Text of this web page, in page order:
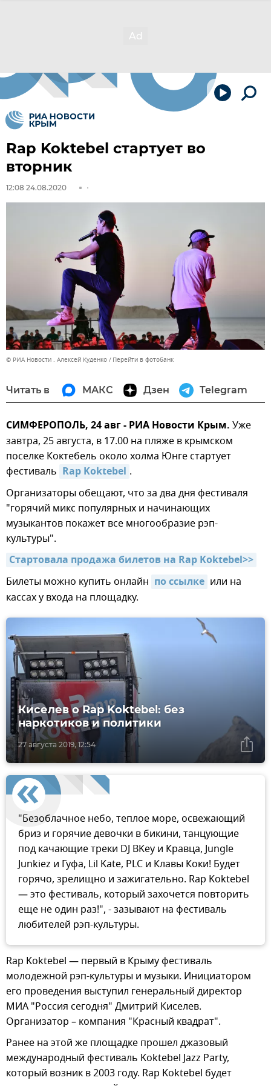
Rap Koktebel стартует во
вторник
12:08 24.08.2020
© РИА Новости . Алексей Куденко Перейти в фотобанк
Читать в МАКС Дзен Telegram
СИМФЕРОПОЛЬ, 24 авг - РИА Новости Крым. Уже
завтра, 25 августа, в 17.00 на пляже в крымском
поселке Коктебель около холма Юнге стартует
фестиваль Rap Koktebel .
Организаторы обещают, что за два дня фестиваля
"горячий микс популярных и начинающих
музыкантов покажет все многообразие рэп-
культуры".
Стартовала продажа билетов на Rap Koktebel>>
Билеты можно купить онлайн по ссылке или на
кассах у входа на площадку.
27 августа 2019, 12:54
Киселев о Rap Koktebel: без
наркотиков и политики
"Безоблачное небо, теплое море, освежающий
бриз и горячие девочки в бикини, танцующие
под качающие треки DJ BKey и Кравца, Jungle
Junkiez и Гуфа, Lil Kate, PLC и Клавы Коки! Будет
горячо, зрелищно и зажигательно. Rap Koktebel
— это фестиваль, который захочется повторить
еще не один раз!", - зазывают на фестиваль
любителей рэп-культуры.
Rap Koktebel — первый в Крыму фестиваль
молодежной рэп-культуры и музыки. Инициатором
его проведения выступил генеральный директор
МИА "Россия сегодня" Дмитрий Киселев.
Организатор – компания "Красный квадрат".
Ранее на этой же площадке прошел джазовый
международный фестиваль Koktebel Jazz Party,
который возник в 2003 году. Rap Koktebel будет